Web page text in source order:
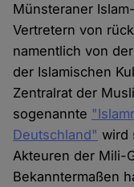
Münsteraner
Vertretern von
namentlich von
der Islamischen
Zentralrat der
sogenannte
Deutschland" wird
Akteuren der Mili-
Bekanntermaßen